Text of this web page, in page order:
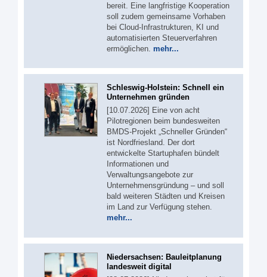
bereit. Eine langfristige Kooperation
soll zudem gemeinsame Vorhaben
bei Cloud-Infrastrukturen, KI und
automatisierten Steuerverfahren
ermöglichen. mehr...
Schleswig-Holstein: Schnell ein
Unternehmen gründen
[10.07.2026] Eine von acht
Pilotregionen beim bundesweiten
BMDS-Projekt „Schneller Gründen“
ist Nordfriesland. Der dort
entwickelte Startuphafen bündelt
Informationen und
Verwaltungsangebote zur
Unternehmensgründung – und soll
bald weiteren Städten und Kreisen
im Land zur Verfügung stehen.
mehr...
Niedersachsen: Bauleitplanung
landesweit digital